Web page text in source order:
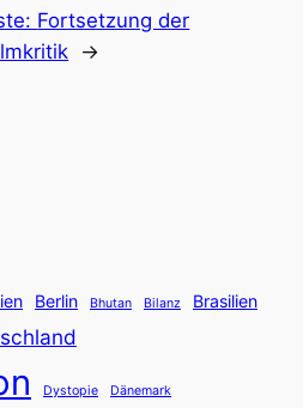
Fortsetzung der
→
Berlin Bhutan Bilanz Brasilien
Dystopie Dänemark